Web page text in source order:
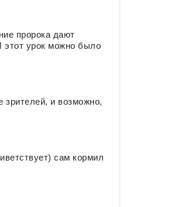
пророка дают
этот урок можно было
и возможно,
сам кормил